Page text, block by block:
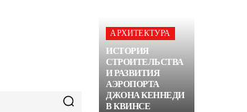
АРХИТЕКТУРА
ИСТОРИЯ
СТРОИТЕЛЬСТВА
И РАЗВИТИЯ
АЭРОПОРТА
ДЖОНА КЕННЕДИ
В КВИНСЕ